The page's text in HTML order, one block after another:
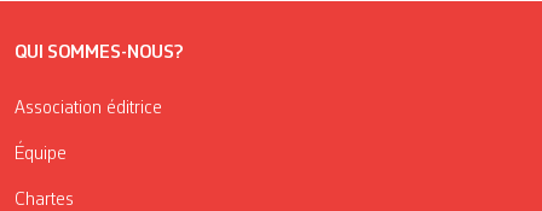
QUI SOMMES-NOUS?
Association éditrice
Équipe
Chartes